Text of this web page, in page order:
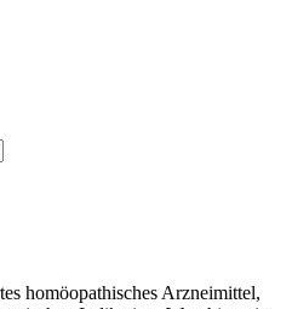
homöopathisches Arzneimittel,